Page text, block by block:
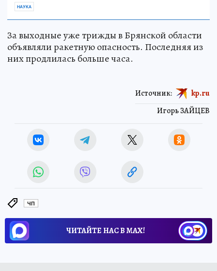
НАУКА
За выходные уже трижды в Брянской области
объявляли ракетную опасность. Последняя из
них продлилась больше часа.
Игорь ЗАЙЦЕВ
Источник: kp.ru
ЧП
ЧИТАЙТЕ НАС В МАХ!